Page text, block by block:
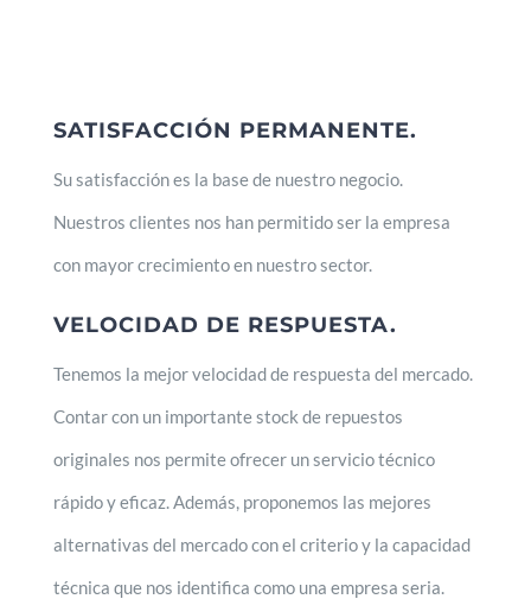
SATISFACCIÓN PERMANENTE.
Su satisfacción es la base de nuestro negocio.
Nuestros clientes nos han permitido ser la empresa
con mayor crecimiento en nuestro sector.
VELOCIDAD DE RESPUESTA.
Tenemos la mejor velocidad de respuesta del mercado.
Contar con un importante stock de repuestos
originales nos permite ofrecer un servicio técnico
rápido y eficaz. Además, proponemos las mejores
alternativas del mercado con el criterio y la capacidad
técnica que nos identifica como una empresa seria.